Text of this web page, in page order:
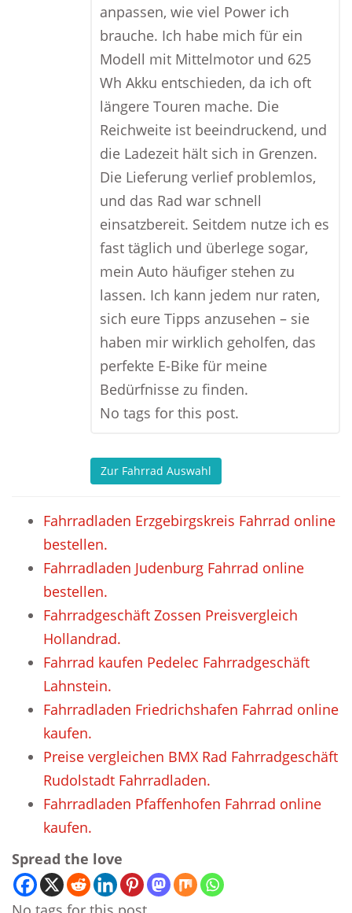
anpassen, wie viel Power ich
brauche. Ich habe mich für ein
Modell mit Mittelmotor und 625
Wh Akku entschieden, da ich oft
längere Touren mache. Die
Reichweite ist beeindruckend, und
die Ladezeit hält sich in Grenzen.
Die Lieferung verlief problemlos,
und das Rad war schnell
einsatzbereit. Seitdem nutze ich es
fast täglich und überlege sogar,
mein Auto häufiger stehen zu
lassen. Ich kann jedem nur raten,
sich eure Tipps anzusehen – sie
haben mir wirklich geholfen, das
perfekte E-Bike für meine
Bedürfnisse zu finden.
No tags for this post.
Zur Fahrrad Auswahl
Fahrradladen Erzgebirgskreis Fahrrad online
bestellen.
Fahrradladen Judenburg Fahrrad online
bestellen.
Fahrradgeschäft Zossen Preisvergleich
Hollandrad.
Fahrrad kaufen Pedelec Fahrradgeschäft
Lahnstein.
Fahrradladen Friedrichshafen Fahrrad online
kaufen.
Preise vergleichen BMX Rad Fahrradgeschäft
Rudolstadt Fahrradladen.
Fahrradladen Pfaffenhofen Fahrrad online
kaufen.
Spread the love